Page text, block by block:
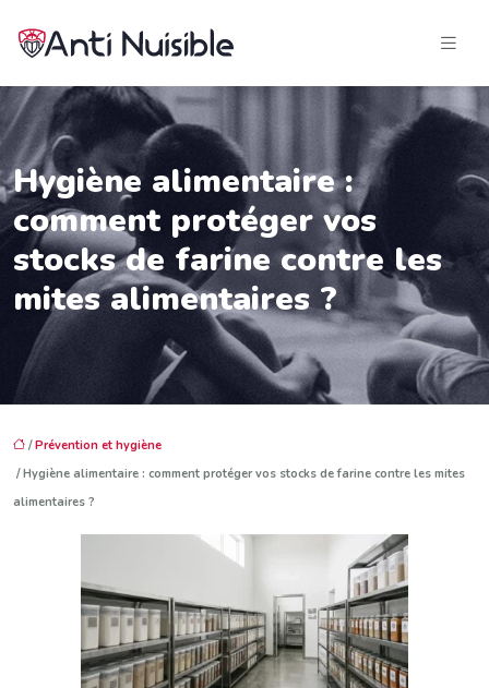
Hygiène alimentaire :
comment protéger vos
stocks de farine contre les
mites alimentaires ?
/Prévention et hygiène
/ Hygiène alimentaire : comment protéger vos stocks de farine contre les mites
alimentaires ?